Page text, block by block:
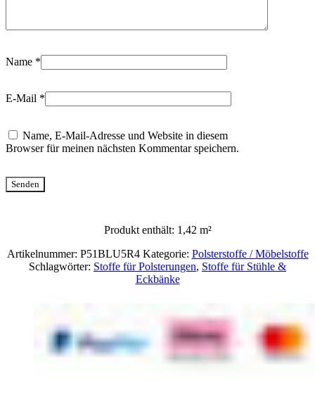
Name *
E-Mail *
Name, E-Mail-Adresse und Website in diesem
Browser für meinen nächsten Kommentar speichern.
Produkt enthält: 1,42 m²
Artikelnummer: P51BLU5R4 Kategorie: Polsterstoffe / Möbelstoffe
Schlagwörter: Stoffe für Polsterungen, Stoffe für Stühle &
Eckbänke